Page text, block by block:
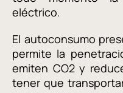
eléctrico.
El autoconsumo
permite la
emiten CO2 y
tener que